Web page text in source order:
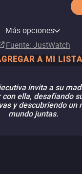
Más opciones
Fuente: JustWatch
A MI LISTA
invita a su
con ella, desafiando
y descubriendo un
mundo juntas.